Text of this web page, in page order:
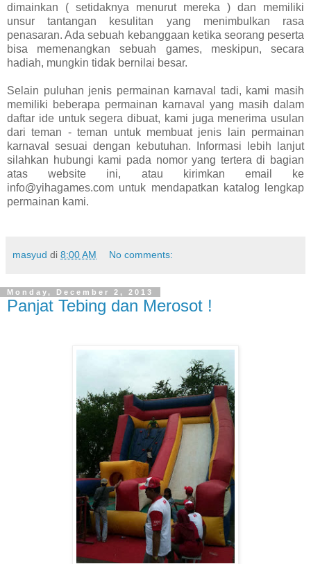
dimainkan ( setidaknya menurut mereka ) dan memiliki
unsur tantangan kesulitan yang menimbulkan rasa
penasaran. Ada sebuah kebanggaan ketika seorang peserta
bisa memenangkan sebuah games, meskipun, secara
hadiah, mungkin tidak bernilai besar.
Selain puluhan jenis permainan karnaval tadi, kami masih
memiliki beberapa permainan karnaval yang masih dalam
daftar ide untuk segera dibuat, kami juga menerima usulan
dari teman - teman untuk membuat jenis lain permainan
karnaval sesuai dengan kebutuhan. Informasi lebih lanjut
silahkan hubungi kami pada nomor yang tertera di bagian
atas website ini, atau kirimkan email ke
info@yihagames.com untuk mendapatkan katalog lengkap
permainan kami.
masyud di 8:00 AM No comments:
Monday, December 2, 2013
Panjat Tebing dan Merosot !